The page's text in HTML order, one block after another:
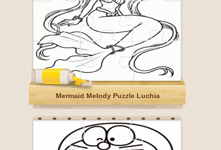
Mermaid Melody Puzzle Luchia